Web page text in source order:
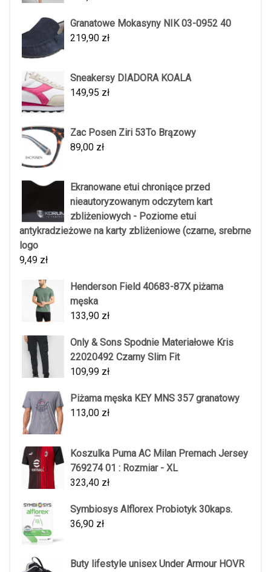
Granatowe Mokasyny NIK 03-0952 40
219,90 zł
Sneakersy DIADORA KOALA
149,95 zł
Zac Posen Ziri 53To Brązowy
89,00 zł
Ekranowane etui chroniące przed
nieautoryzowanym odczytem kart
zbliżeniowych - Poziome etui
antykradzieżowe na karty zbliżeniowe (czarne, srebrne
logo
9,49 zł
Henderson Field 40683-87X piżama
męska
133,90 zł
Only & Sons Spodnie Materiałowe Kris
22020492 Czarny Slim Fit
109,99 zł
Piżama męska KEY MNS 357 granatowy
113,00 zł
Koszulka Puma AC Milan Premach Jersey
769274 01 : Rozmiar - XL
323,40 zł
Symbiosys Alflorex Probiotyk 30kaps.
36,90 zł
Buty lifestyle unisex Under Armour HOVR